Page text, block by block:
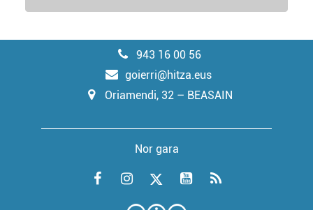
943 16 00 56
goierri@hitza.eus
Oriamendi, 32 – BEASAIN
Nor gara